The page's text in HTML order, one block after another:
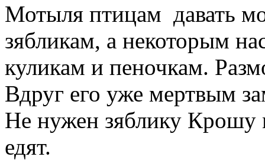
Мотыля птицам давать
зябликам, а некоторым
куликам и пеночкам.
Вдруг его уже мертвым
Не нужен зяблику Крошу
едят.